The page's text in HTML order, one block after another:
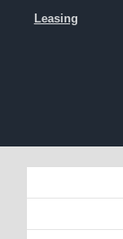
Leasing